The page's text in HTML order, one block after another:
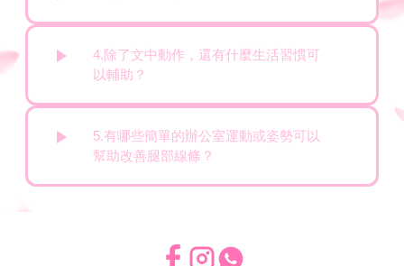
4.除了文中動作，還有什麼生活習慣可
以輔助？
5.有哪些簡單的辦公室運動或姿勢可以
幫助改善腿部線條？